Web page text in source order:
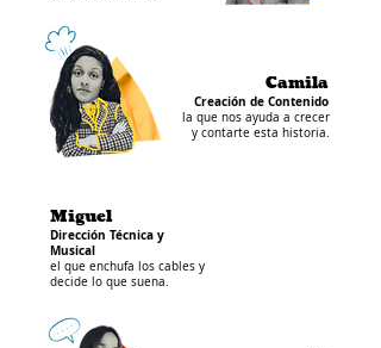
Camila
Creación de Contenido
la que nos ayuda a crecer
y contarte esta historia.
Miguel
Dirección Técnica y
Musical
el que enchufa los cables y
decide lo que suena.